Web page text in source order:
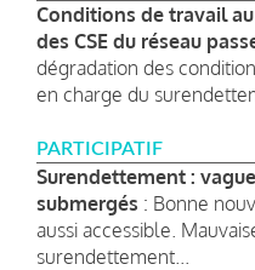
Conditions de travail
des CSE du réseau
dégradation des
en charge du
PARTICIPATIF
Surendettement :
submergés : Bonne
aussi accessible.
surendettement...